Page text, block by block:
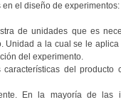
el diseño de experimentos:
de unidades que es
Unidad a la cual se le
del experimento.
características del producto
En la mayoría de las